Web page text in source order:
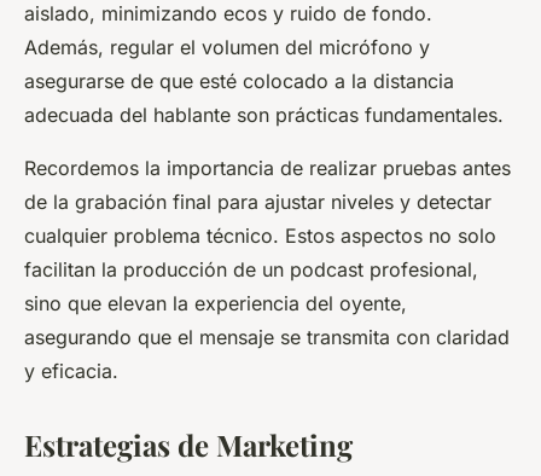
aislado, minimizando ecos y ruido de fondo.
Además, regular el volumen del micrófono y
asegurarse de que esté colocado a la distancia
adecuada del hablante son prácticas fundamentales.
Recordemos la importancia de realizar pruebas antes
de la grabación final para ajustar niveles y detectar
cualquier problema técnico. Estos aspectos no solo
facilitan la producción de un podcast profesional,
sino que elevan la experiencia del oyente,
asegurando que el mensaje se transmita con claridad
y eficacia.
Estrategias de Marketing